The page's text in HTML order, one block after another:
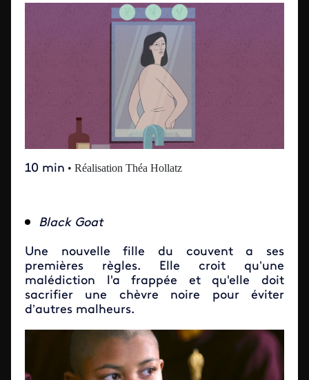
10 min • Réalisation Théa Hollatz
Black Goat
Une nouvelle fille du couvent a ses
premières règles. Elle croit qu’une
malédiction l'a frappée et qu'elle doit
sacrifier une chèvre noire pour éviter
d’autres malheurs.